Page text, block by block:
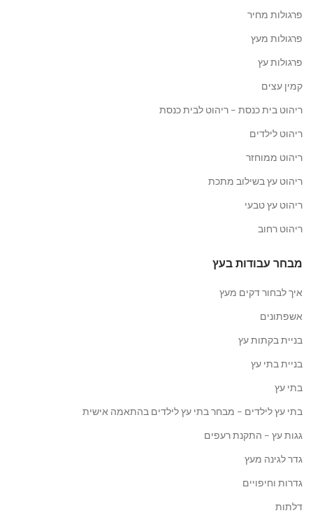
פרגולות מחיר
פרגולות מעץ
פרגולות עץ
קמין עצים
ריהוט בית כנסת – ריהוט לבית כנסת
ריהוט לילדים
ריהוט ממוחזר
ריהוט עץ בשילוב מתכת
ריהוט עץ טבעי
ריהוט רחוב
מבחר עבודות בעץ
איך לבחור דקים מעץ
אשפתונים
בניית בקתות עץ
בניית בתי עץ
בתי עץ
בתי עץ לילדים – מבחר בתי עץ לילדים בהתאמה אישית
גגות עץ – התקנת רעפים
גדר לגינה מעץ
גדרות וחיפויים
דלתות